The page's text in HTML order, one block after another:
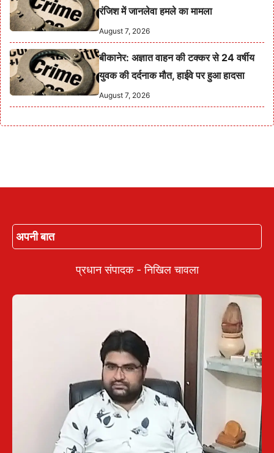
रंजिश में जानलेवा हमले का मामला
August 7, 2026
बीकानेर: अज्ञात वाहन की टक्कर से 24 वर्षीय
युवक की दर्दनाक मौत, हाईवे पर हुआ हादसा
August 7, 2026
अपनी बात
प्रधान संपादक - निखिल चावला